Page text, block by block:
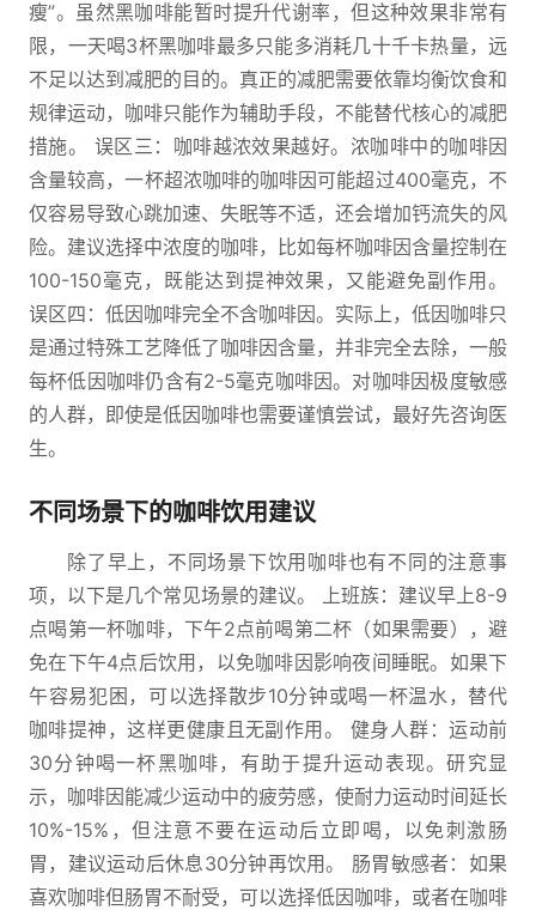
瘦”。虽然黑咖啡能暂时提升代谢率，但这种效果非常有
限，一天喝3杯黑咖啡最多只能多消耗几十千卡热量，远
不足以达到减肥的目的。真正的减肥需要依靠均衡饮食和
规律运动，咖啡只能作为辅助手段，不能替代核心的减肥
措施。 误区三：咖啡越浓效果越好。浓咖啡中的咖啡因
含量较高，一杯超浓咖啡的咖啡因可能超过400毫克，不
仅容易导致心跳加速、失眠等不适，还会增加钙流失的风
险。建议选择中浓度的咖啡，比如每杯咖啡因含量控制在
100-150毫克，既能达到提神效果，又能避免副作用。
误区四：低因咖啡完全不含咖啡因。实际上，低因咖啡只
是通过特殊工艺降低了咖啡因含量，并非完全去除，一般
每杯低因咖啡仍含有2-5毫克咖啡因。对咖啡因极度敏感
的人群，即使是低因咖啡也需要谨慎尝试，最好先咨询医
生。
不同场景下的咖啡饮用建议
除了早上，不同场景下饮用咖啡也有不同的注意事
项，以下是几个常见场景的建议。 上班族：建议早上8-9
点喝第一杯咖啡，下午2点前喝第二杯（如果需要），避
免在下午4点后饮用，以免咖啡因影响夜间睡眠。如果下
午容易犯困，可以选择散步10分钟或喝一杯温水，替代
咖啡提神，这样更健康且无副作用。 健身人群：运动前
30分钟喝一杯黑咖啡，有助于提升运动表现。研究显
示，咖啡因能减少运动中的疲劳感，使耐力运动时间延长
10%-15%，但注意不要在运动后立即喝，以免刺激肠
胃，建议运动后休息30分钟再饮用。 肠胃敏感者：如果
喜欢咖啡但肠胃不耐受，可以选择低因咖啡，或者在咖啡